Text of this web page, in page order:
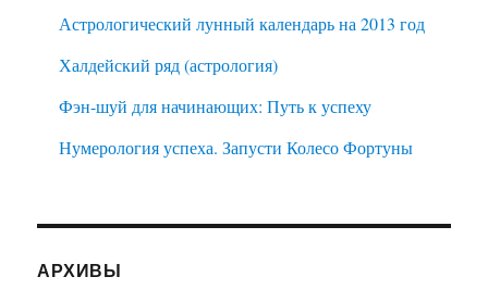
Астрологический лунный календарь на 2013 год
Халдейский ряд (астрология)
Фэн-шуй для начинающих: Путь к успеху
Нумерология успеха. Запусти Колесо Фортуны
АРХИВЫ